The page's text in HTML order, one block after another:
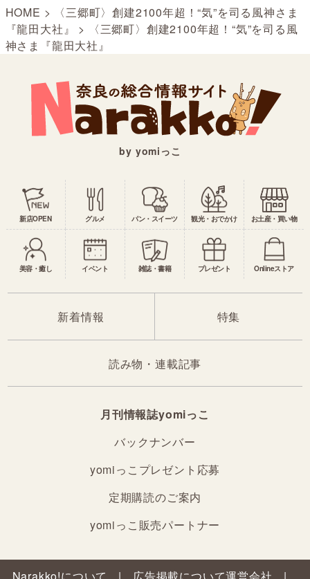
HOME >
〈三郷町〉創建2100年超！“気”を司る風神さま
『龍田大社』
>
〈三郷町〉創建2100年超！“気”を司る風
神さま『龍田大社』
by yomiっこ
新店OPEN グルメ パン・スイーツ 観光・おでかけ お土産・買い物
美容・癒し イベント 雑誌・書籍 プレゼント Onlineストア
新着情報 特集
読み物・連載記事
月刊情報誌yomiっこ
バックナンバー
yomiっこプレゼント応募
定期購読のご案内
yomiっこ販売パートナー